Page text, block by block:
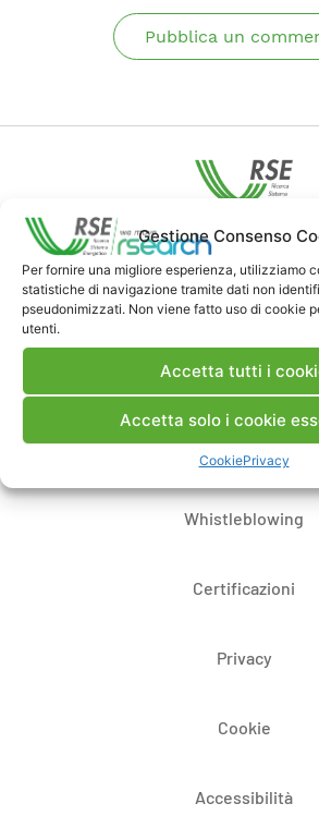
Gestione Consenso
Per fornire una migliore esperienza, utilizziamo
statistiche di navigazione tramite dati non
pseudonimizzati. Non viene fatto uso di cookie
utenti.
Accetta tutti i
Accetta solo i cookie
CookiePrivacy
Pubblica un
Contatti
Note Legali
Dove siamo
Bandi di gara e
Whistleblowing
Certificazioni
Privacy
Cookie
Accessibilità